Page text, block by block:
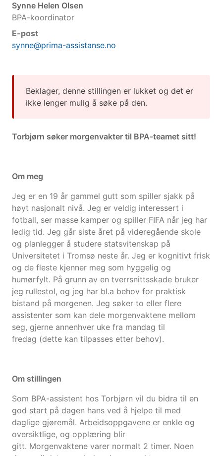
Synne Helen Olsen
BPA-koordinator
E-post
synne@prima-assistanse.no
Beklager, denne stillingen er lukket og det er
ikke lenger mulig å søke på den.
Torbjørn søker morgenvakter til BPA-teamet sitt!
Om meg
Jeg er en 19 år gammel gutt som spiller sjakk på
høyt nasjonalt nivå. Jeg er veldig interessert i
fotball, ser masse kamper og spiller FIFA når jeg har
ledig tid. Jeg går siste året på videregående skole
og planlegger å studere statsvitenskap på
Universitetet i Tromsø neste år. Jeg er kognitivt frisk
og de fleste kjenner meg som hyggelig og
humørfylt. På grunn av en tverrsnittsskade bruker
jeg rullestol, og jeg har bl.a behov for praktisk
bistand på morgenen. Jeg søker to eller flere
assistenter som kan dele morgenvaktene mellom
seg, gjerne annenhver uke fra mandag til
fredag (dette kan tilpasses etter behov).
Om stillingen
Som BPA-assistent hos Torbjørn vil du bidra til en
god start på dagen hans ved å hjelpe til med
daglige gjøremål. Arbeidsoppgavene er enkle og
oversiktlige, og opplæring blir
gitt. Morgenvaktene varer normalt 2 timer. Noen